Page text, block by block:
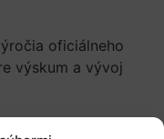
oficiálneho
výskum a vývoj